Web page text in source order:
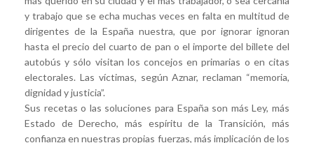
y trabajo que se echa muchas veces en falta en multitud de
dirigentes de la España nuestra, que por ignorar ignoran
hasta el precio del cuarto de pan o el importe del billete del
autobús y sólo visitan los concejos en primarias o en citas
electorales. Las víctimas, según Aznar, reclaman “memoria,
dignidad y justicia”.
Sus recetas o las soluciones para España son más Ley, más
Estado de Derecho, más espíritu de la Transición, más
confianza en nuestras propias fuerzas, más implicación de los